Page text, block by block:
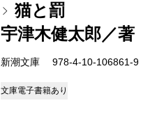
猫と罰
宇津木健太郎／著
新潮文庫 978-4-10-106861-
文庫電子書籍あり